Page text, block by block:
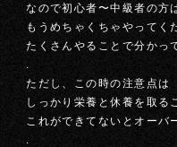
なので初心者〜中級者の方
もうめちゃくちゃやってく
たくさんやることで分かっ
.
ただし、この時の注意点は
しっかり栄養と休養を取る
これができてないとオーバ
.